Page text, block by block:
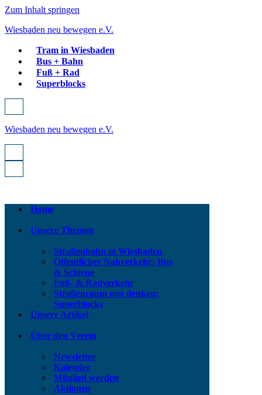
Zum Inhalt springen
Wiesbaden neu bewegen e.V.
Tram in Wiesbaden
Bus + Bahn
Fuß + Rad
Superblocks
Navigationsmenü
Wiesbaden neu bewegen e.V.
Navigationsmenü
Navigationsmenü
Home
Unsere Themen
Straßenbahn in Wiesbaden
Öffentlicher Nahverkehr: Bus
& Schiene
Fuß- & Radverkehr
Straßenraum neu denken:
Superblocks
Unsere Artikel
Über den Verein
Newsletter
Kalender
Mitglied werden
Aktionen